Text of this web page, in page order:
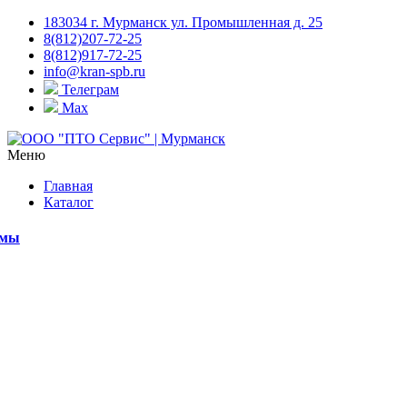
183034 г. Мурманск ул. Промышленная д. 25
8(812)207-72-25
8(812)917-72-25
info@kran-spb.ru
Телеграм
Max
Меню
Главная
Каталог